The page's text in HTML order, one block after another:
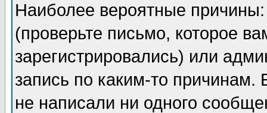
Наиболее вероятные
(проверьте письмо, которое
зарегистрировались) или
запись по каким-то
не написали ни одного